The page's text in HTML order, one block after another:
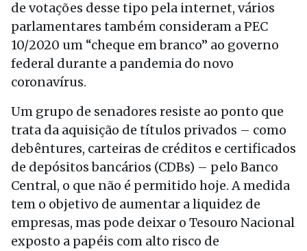
de votações desse tipo pela internet, vários
parlamentares também consideram a PEC
10/2020 um “cheque em branco” ao governo
federal durante a pandemia do novo
coronavírus.
Um grupo de senadores resiste ao ponto que
trata da aquisição de títulos privados – como
debêntures, carteiras de créditos e certificados
de depósitos bancários (CDBs) – pelo Banco
Central, o que não é permitido hoje. A medida
tem o objetivo de aumentar a liquidez de
empresas, mas pode deixar o Tesouro Nacional
exposto a papéis com alto risco de